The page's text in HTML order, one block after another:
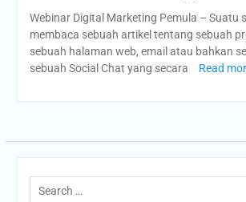
Webinar Digital Marketing Pemula – Suatu
membaca sebuah artikel tentang sebuah
sebuah halaman web, email atau bahkan
sebuah Social Chat yang secara
Read
Search
for: